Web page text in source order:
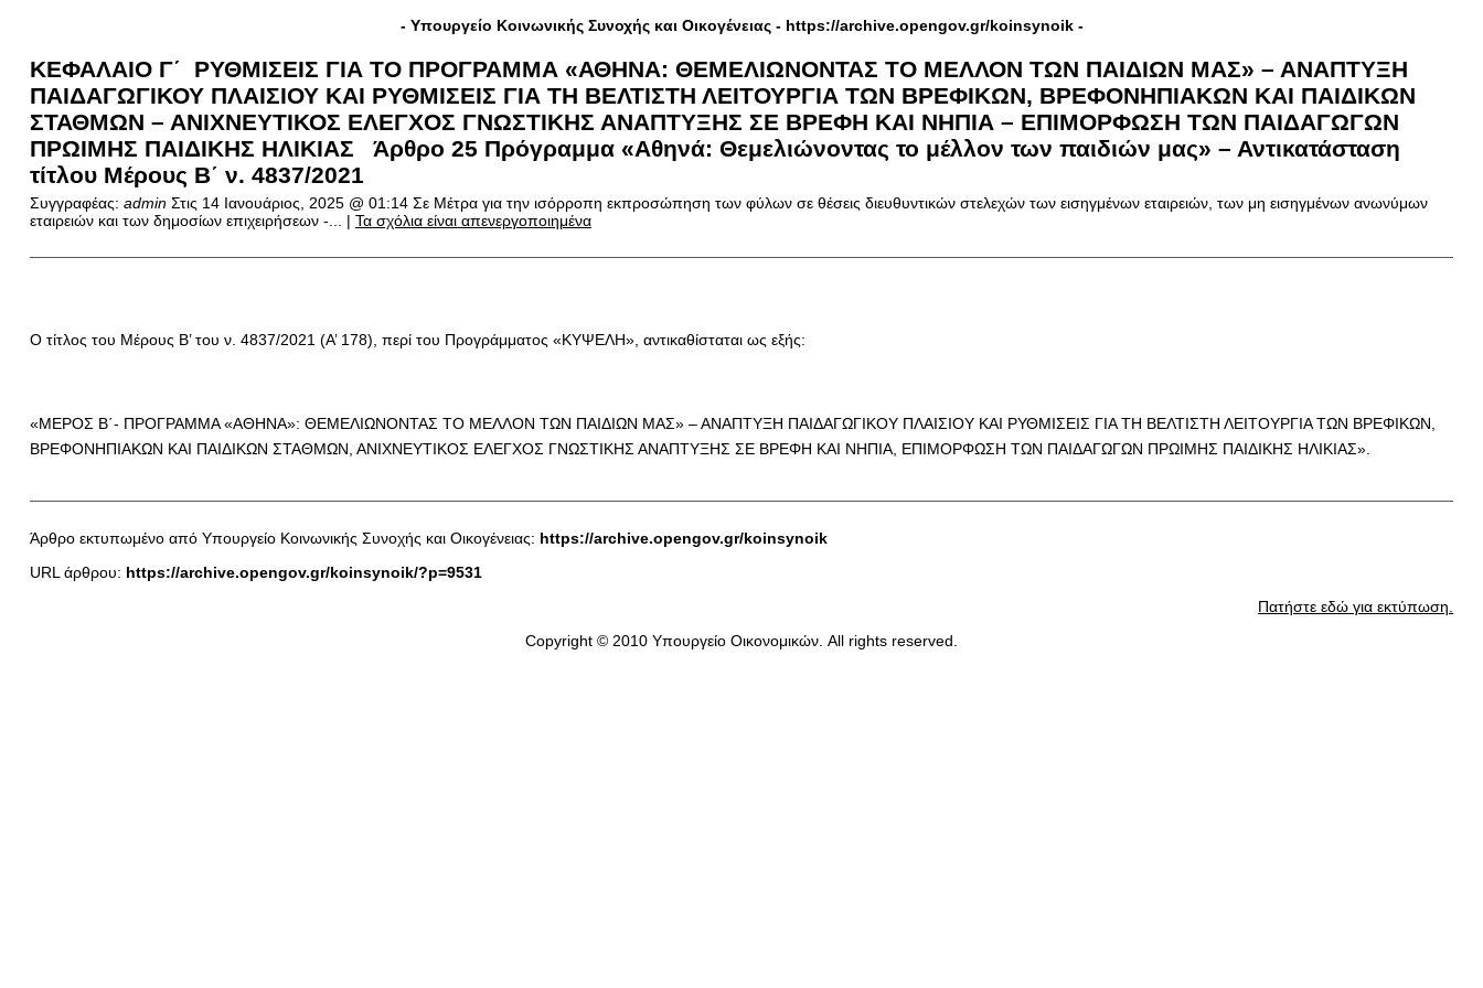
- Υπουργείο Κοινωνικής Συνοχής και Οικογένειας - https://archive.opengov.gr/koinsynoik-
ΚΕΦΑΛΑΙΟ Γ΄ ΡΥΘΜΙΣΕΙΣ ΓΙΑ ΤΟ ΠΡΟΓΡΑΜΜΑ «ΑΘΗΝΑ: ΘΕΜΕΛΙΩΝΟΝΤΑΣ ΤΟ ΜΕΛΛΟΝ ΤΩΝ ΠΑΙΔΙΩΝ ΜΑΣ» – ΑΝΑΠΤΥΞΗ
ΠΑΙΔΑΓΩΓΙΚΟΥ ΠΛΑΙΣΙΟΥ ΚΑΙ ΡΥΘΜΙΣΕΙΣ ΓΙΑ ΤΗ ΒΕΛΤΙΣΤΗ ΛΕΙΤΟΥΡΓΙΑ ΤΩΝ ΒΡΕΦΙΚΩΝ, ΒΡΕΦΟΝΗΠΙΑΚΩΝ ΚΑΙ ΠΑΙΔΙΚΩΝ
ΣΤΑΘΜΩΝ – ΑΝΙΧΝΕΥΤΙΚΟΣ ΕΛΕΓΧΟΣ ΓΝΩΣΤΙΚΗΣ ΑΝΑΠΤΥΞΗΣ ΣΕ ΒΡΕΦΗ ΚΑΙ ΝΗΠΙΑ – ΕΠΙΜΟΡΦΩΣΗ ΤΩΝ ΠΑΙΔΑΓΩΓΩΝ
ΠΡΩΙΜΗΣ ΠΑΙΔΙΚΗΣ ΗΛΙΚΙΑΣ Άρθρο 25 Πρόγραμμα «Αθηνά: Θεμελιώνοντας το μέλλον των παιδιών μας» – Αντικατάσταση
τίτλου Μέρους Β΄ ν. 4837/2021
Συγγραφέας: adminΣτις 14 Ιανουάριος, 2025 @ 01:14 Σε Μέτρα για την ισόρροπη εκπροσώπηση των φύλων σε θέσεις διευθυντικών στελεχών των εισηγμένων εταιρειών, των μη εισηγμένων ανωνύμων
εταιρειών και των δημοσίων επιχειρήσεων -... | Τα σχόλια είναι απενεργοποιημένα
Ο τίτλος του Μέρους Β’ του ν. 4837/2021 (Α’ 178), περί του Προγράμματος «ΚΥΨΕΛΗ», αντικαθίσταται ως εξής:
«ΜΕΡΟΣ Β΄- ΠΡΟΓΡΑΜΜΑ «ΑΘΗΝΑ»: ΘΕΜΕΛΙΩΝΟΝΤΑΣ ΤΟ ΜΕΛΛΟΝ ΤΩΝ ΠΑΙΔΙΩΝ ΜΑΣ» – ΑΝΑΠΤΥΞΗ ΠΑΙΔΑΓΩΓΙΚΟΥ ΠΛΑΙΣΙΟΥ ΚΑΙ ΡΥΘΜΙΣΕΙΣ ΓΙΑ ΤΗ ΒΕΛΤΙΣΤΗ ΛΕΙΤΟΥΡΓΙΑ ΤΩΝ ΒΡΕΦΙΚΩΝ,
ΒΡΕΦΟΝΗΠΙΑΚΩΝ ΚΑΙ ΠΑΙΔΙΚΩΝ ΣΤΑΘΜΩΝ, ΑΝΙΧΝΕΥΤΙΚΟΣ ΕΛΕΓΧΟΣ ΓΝΩΣΤΙΚΗΣ ΑΝΑΠΤΥΞΗΣ ΣΕ ΒΡΕΦΗ ΚΑΙ ΝΗΠΙΑ, ΕΠΙΜΟΡΦΩΣΗ ΤΩΝ ΠΑΙΔΑΓΩΓΩΝ ΠΡΩΙΜΗΣ ΠΑΙΔΙΚΗΣ ΗΛΙΚΙΑΣ».
Άρθρο εκτυπωμένο από Υπουργείο Κοινωνικής Συνοχής και Οικογένειας: https://archive.opengov.gr/koinsynoik
URL άρθρου: https://archive.opengov.gr/koinsynoik/?p=9531
Πατήστε εδώ για εκτύπωση.
Copyright © 2010 Υπουργείο Οικονομικών. All rights reserved.